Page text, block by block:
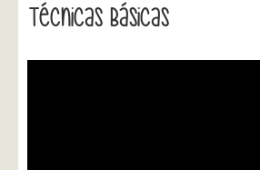
Técnicas Básicas